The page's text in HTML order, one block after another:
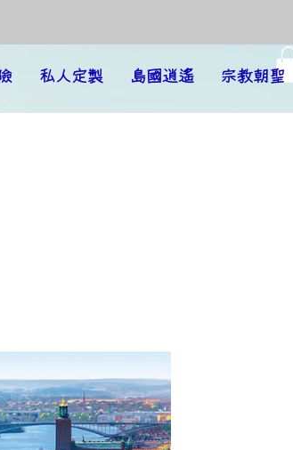
私人定製 島國逍遙 宗教朝聖